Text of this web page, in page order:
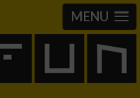
MENU